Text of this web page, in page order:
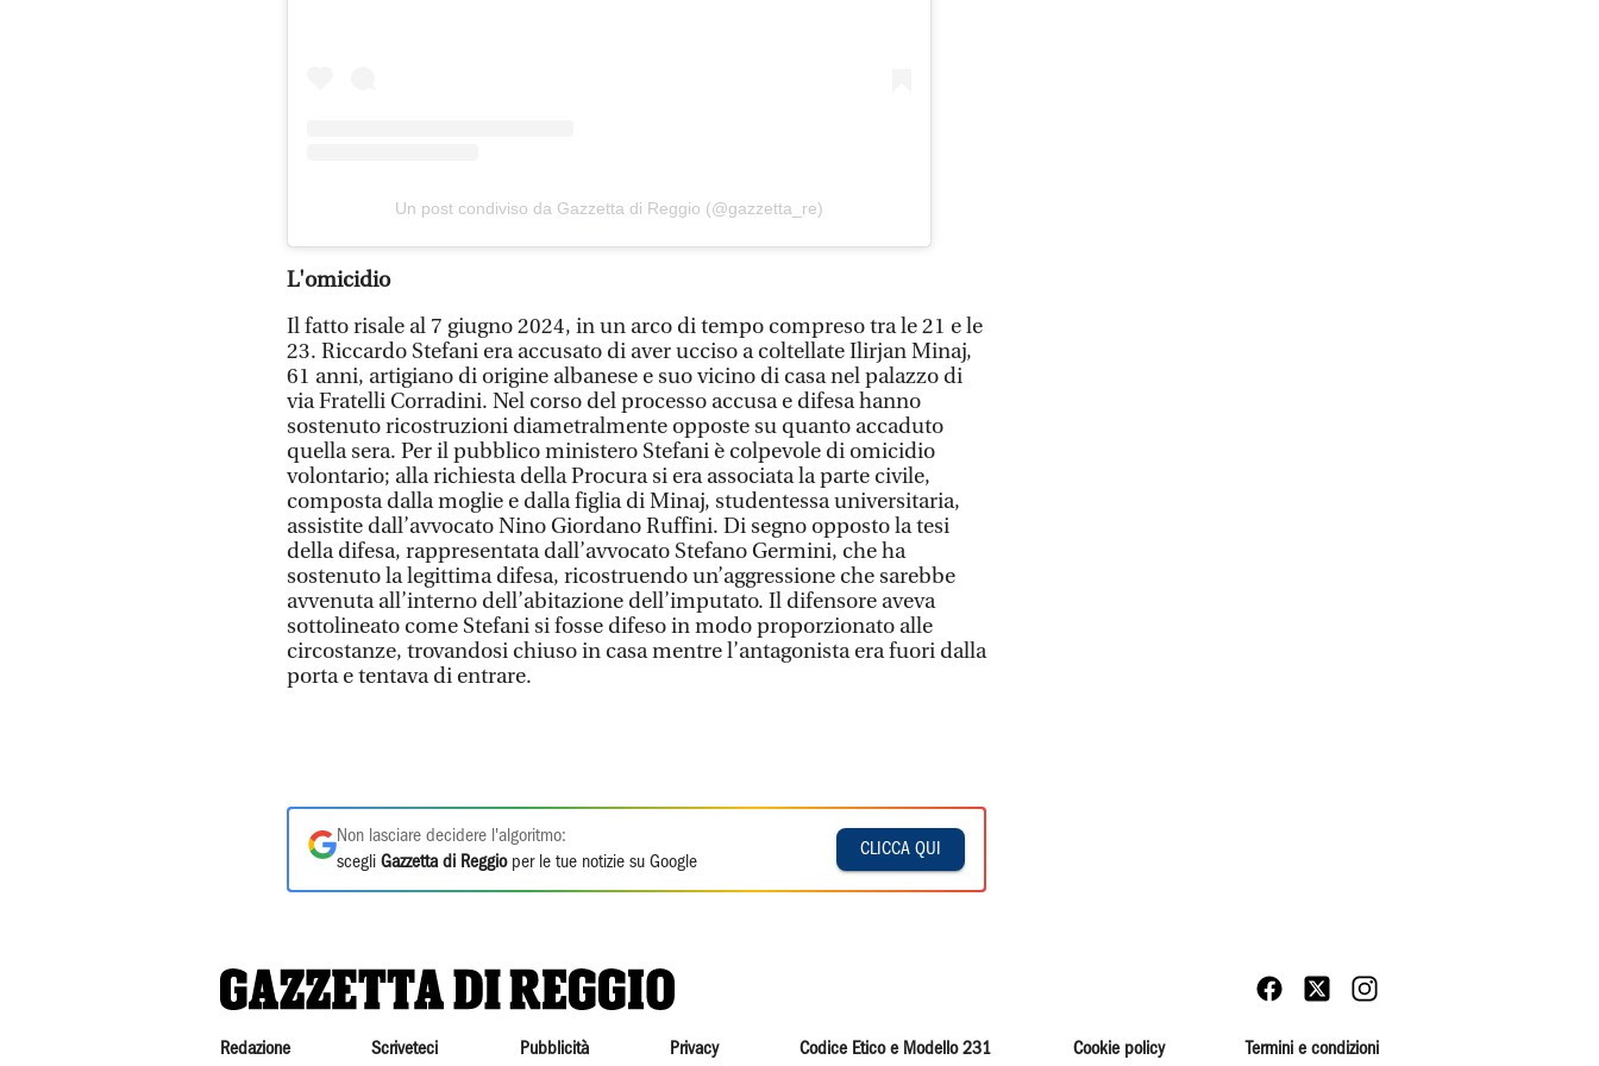
Un post condiviso da Gazzetta di Reggio (@gazzetta_re)
L'omicidio
Il fatto risale al 7 giugno 2024, in un arco di tempo compreso tra le 21 e le
23. Riccardo Stefani era accusato di aver ucciso a coltellate Ilirjan Minaj,
61 anni, artigiano di origine albanese e suo vicino di casa nel palazzo di
via Fratelli Corradini. Nel corso del processo accusa e difesa hanno
sostenuto ricostruzioni diametralmente opposte su quanto accaduto
quella sera. Per il pubblico ministero Stefani è colpevole di omicidio
volontario; alla richiesta della Procura si era associata la parte civile,
composta dalla moglie e dalla figlia di Minaj, studentessa universitaria,
assistite dall’avvocato Nino Giordano Ruffini. Di segno opposto la tesi
della difesa, rappresentata dall’avvocato Stefano Germini, che ha
sostenuto la legittima difesa, ricostruendo un’aggressione che sarebbe
avvenuta all’interno dell’abitazione dell’imputato. Il difensore aveva
sottolineato come Stefani si fosse difeso in modo proporzionato alle
circostanze, trovandosi chiuso in casa mentre l’antagonista era fuori dalla
porta e tentava di entrare.
Non lasciare decidere l'algoritmo:
scegli Gazzetta di Reggioper le tue notizie su Google
CLICCA QUI
Redazione Scriveteci Pubblicità Privacy Codice Etico e Modello 231 Cookie policy Termini e condizioni